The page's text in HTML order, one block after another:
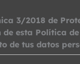
3/2018 de
esta Política
de tus datos